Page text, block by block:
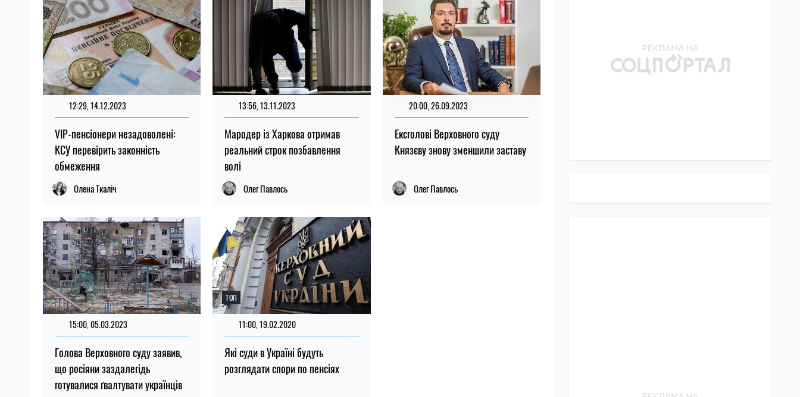
12:29, 14.12.2023
VIP-пенсіонери незадоволені:
КСУ перевірить законність
обмеження
Олена Ткаліч
13:56, 13.11.2023
Мародер із Харкова отримав
реальний строк позбавлення
волі
Олег Павлось
20:00, 26.09.2023
Ексголові Верховного суду
Князєву знову зменшили заставу
Олег Павлось
15:00, 05.03.2023
Голова Верховного суду заявив,
що росіяни заздалегідь
готувалися ґвалтувати українців
ТОП
11:00, 19.02.2020
Які суди в Україні будуть
розглядати спори по пенсіях